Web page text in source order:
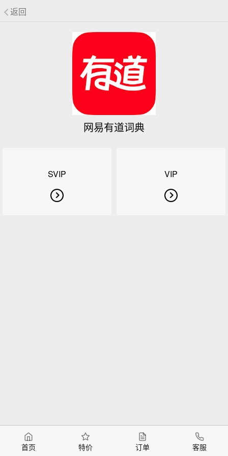
返回
网易有道词典
SVIP VIP
首页 特价 订单 客服